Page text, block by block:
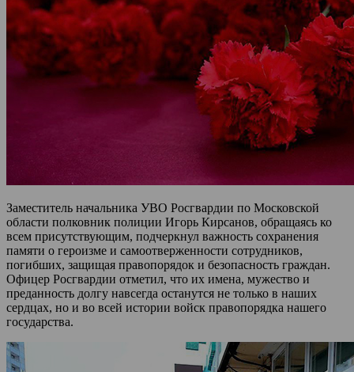
Заместитель начальника УВО Росгвардии по Московской
области полковник полиции Игорь Кирсанов, обращаясь ко
всем присутствующим, подчеркнул важность сохранения
памяти о героизме и самоотверженности сотрудников,
погибших, защищая правопорядок и безопасность граждан.
Офицер Росгвардии отметил, что их имена, мужество и
преданность долгу навсегда останутся не только в наших
сердцах, но и во всей истории войск правопорядка нашего
государства.